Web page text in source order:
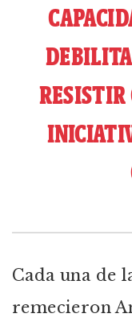
Cada una de
remecieron